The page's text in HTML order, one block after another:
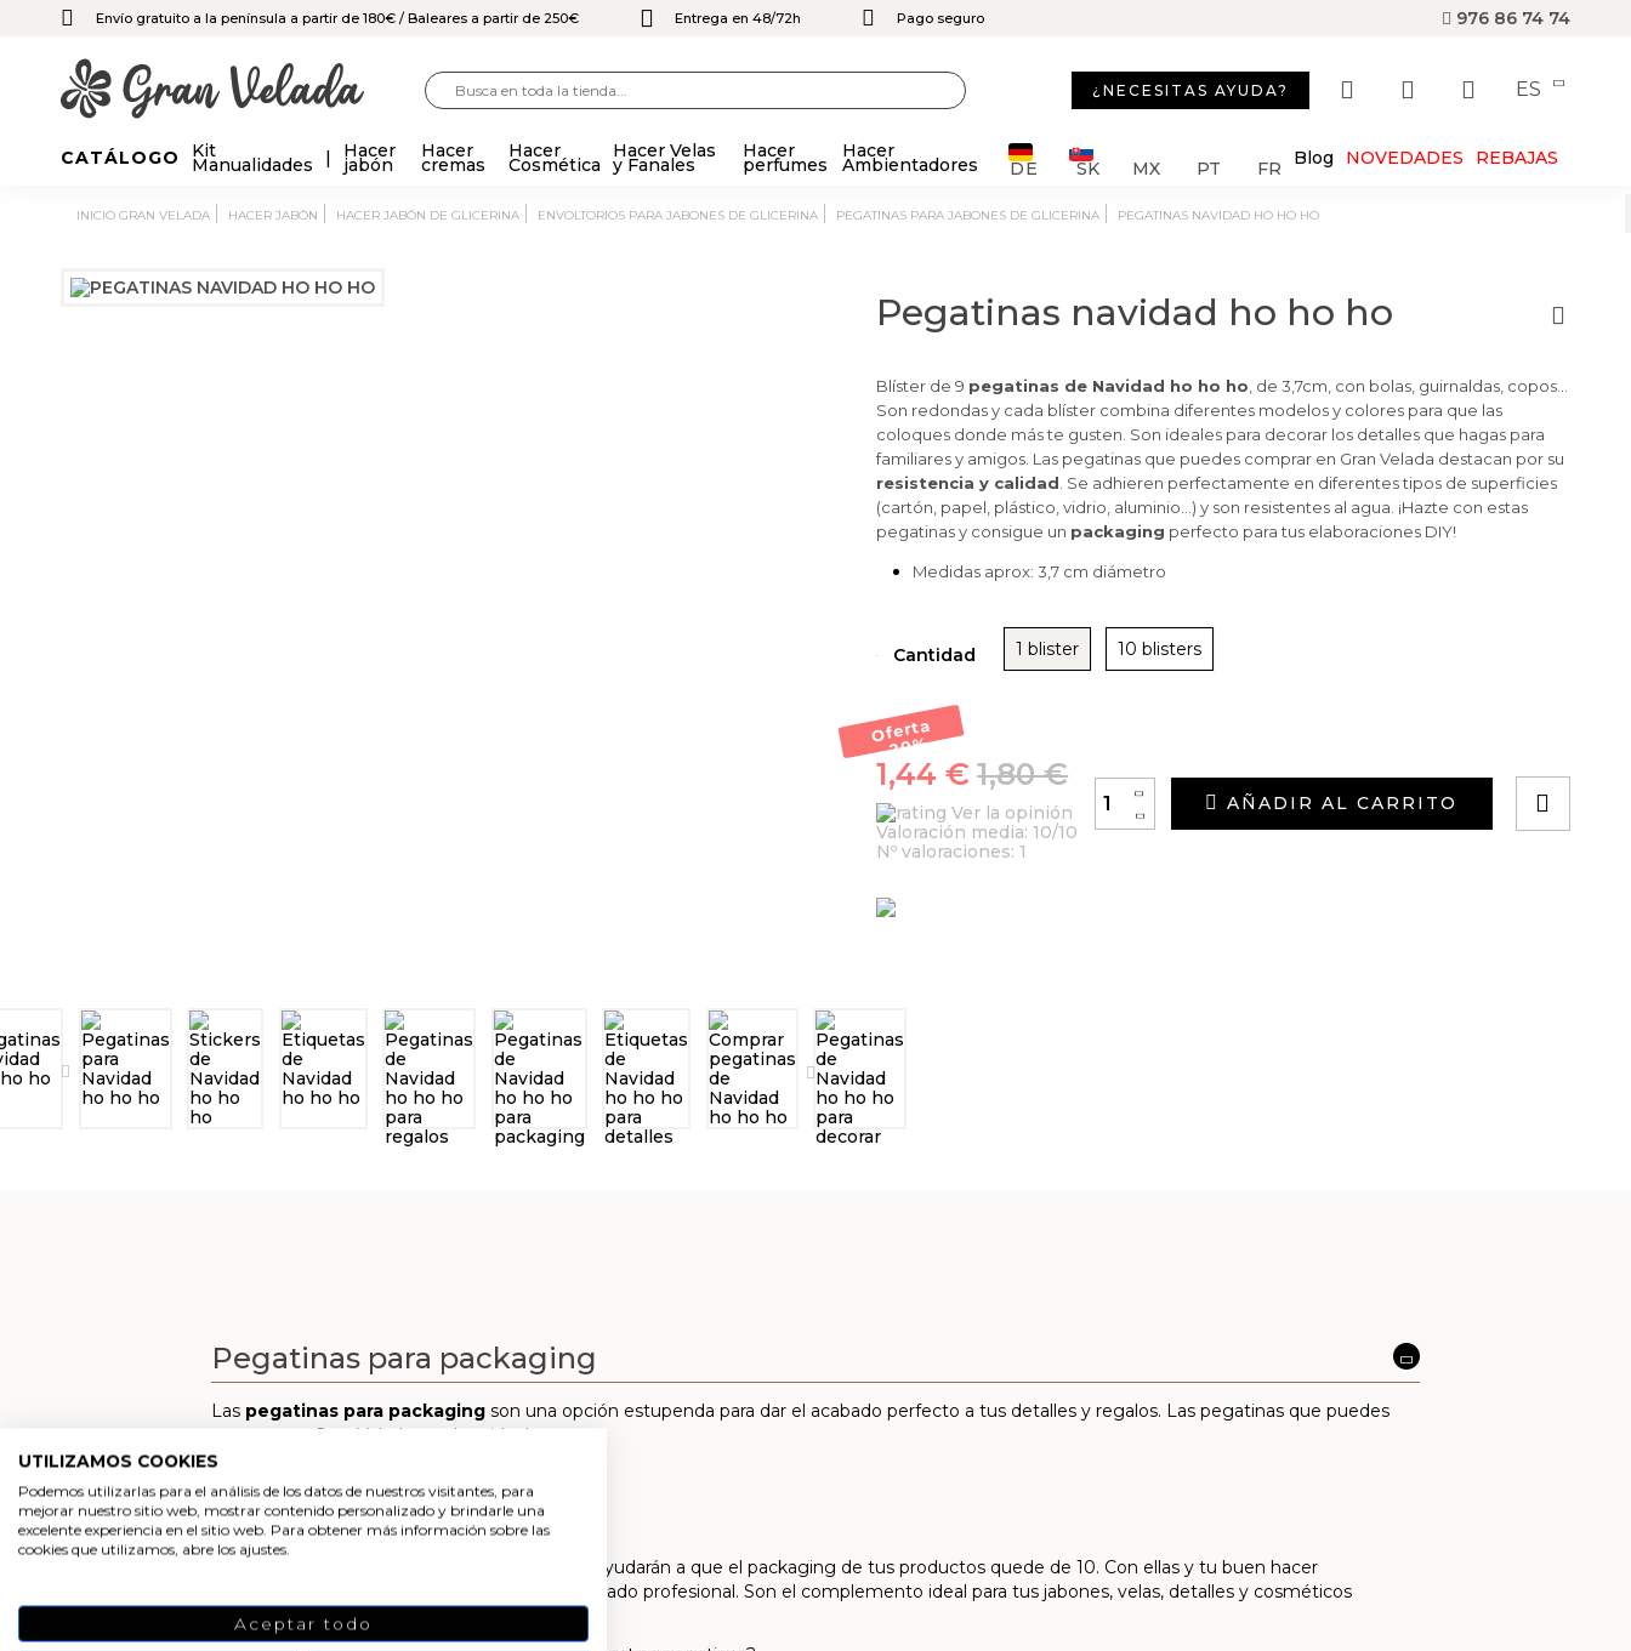
Envío gratuito a la península a partir de 180€ / Baleares a partir de 250€ Entrega en 48/72h Pago seguro 976 86 74 74
¿NECESITAS AYUDA? ES
CATÁLOGO Kit
Manualidades
Hacer
jabón
Hacer
cremas
Hacer
Cosmética
Hacer Velas
y Fanales
Hacer
perfumes
Hacer
Ambientadores DE SK MX PT FR Blog NOVEDADES REBAJAS
INICIO GRAN VELADA HACER JABÓN HACER JABÓN DE GLICERINA ENVOLTORIOS PARA JABONES DE GLICERINA PEGATINAS PARA JABONES DE GLICERINA PEGATINAS NAVIDAD HO HO HO
Pegatinas navidad ho ho ho
Blíster de 9 pegatinas de Navidad ho ho ho , de 3,7cm, con bolas, guirnaldas, copos...
Son redondas y cada blíster combina diferentes modelos y colores para que las
coloques donde más te gusten. Son ideales para decorar los detalles que hagas para
familiares y amigos. Las pegatinas que puedes comprar en Gran Velada destacan por su
resistencia y calidad Se adhieren perfectamente en diferentes tipos de superficies
(cartón, papel, plástico, vidrio, aluminio…) y son resistentes al agua. ¡Hazte con estas
pegatinas y consigue un packaging perfecto para tus elaboraciones DIY!
Medidas aprox: 3,7 cm diámetro
Cantidad 1 blister 10 blisters
Oferta
-20
%
1,80 €
1,44 €
Ver la opinión
Valoración media: 10/10
Nº valoraciones: 1
-
+
AÑADIR AL CARRITO
Pegatinas para packaging
Las pegatinas para packaging son una opción estupenda para dar el acabado perfecto a tus detalles y regalos. Las pegatinas que puedes
comprar en Gran Velada resultan ideales para:
Decorar regalos
Etiquetar tus elaboraciones DIY
En definitiva, las pegatinas de Gran Velada te ayudarán a que el packaging de tus productos quede de 10. Con ellas y tu buen hacer
conseguirás elaboraciones caseras con un acabado profesional. Son el complemento ideal para tus jabones, velas, detalles y cosméticos
caseros.
UTILIZAMOS COOKIES
Podemos utilizarlas para el análisis de los datos de nuestros visitantes, para
mejorar nuestro sitio web, mostrar contenido personalizado y brindarle una
excelente experiencia en el sitio web. Para obtener más información sobre las
cookies que utilizamos, abre los ajustes.
Aceptar todo